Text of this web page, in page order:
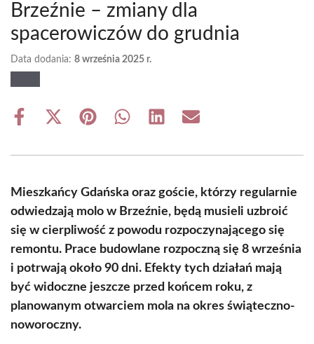
Brzeźnie – zmiany dla
spacerowiczów do grudnia
Data dodania: 8 września 2025 r.
Share
Share
(Twitter)
Share Share Share Share
Mieszkańcy Gdańska oraz goście, którzy regularnie
odwiedzają molo w Brzeźnie, będą musieli uzbroić
się w cierpliwość z powodu rozpoczynającego się
remontu. Prace budowlane rozpoczną się 8 września
i potrwają około 90 dni. Efekty tych działań mają
być widoczne jeszcze przed końcem roku, z
planowanym otwarciem mola na okres świąteczno-
noworoczny.